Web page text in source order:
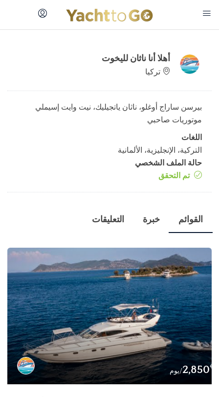
أهلا أنا ناثان لليخوت
تركيا
بيرسن ساراج أوغلو، ناثان ياتجيليك، نيت وايت إسيملي
موتوريات صاحبي
اللغات
التركية، الإنجليزية، الألمانية
حالة الملف الشخصي
تم التحقق
القوائم خبرة التعليقات
2,850€
/يوم